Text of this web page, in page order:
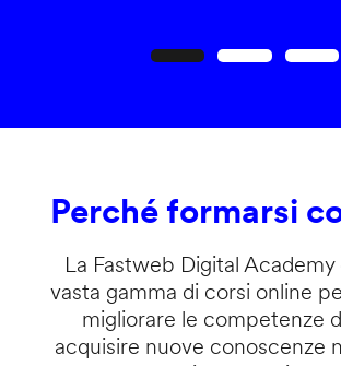
Perché formarsi
La Fastweb Digital
vasta gamma di corsi online
migliorare le competenze
acquisire nuove conoscenze